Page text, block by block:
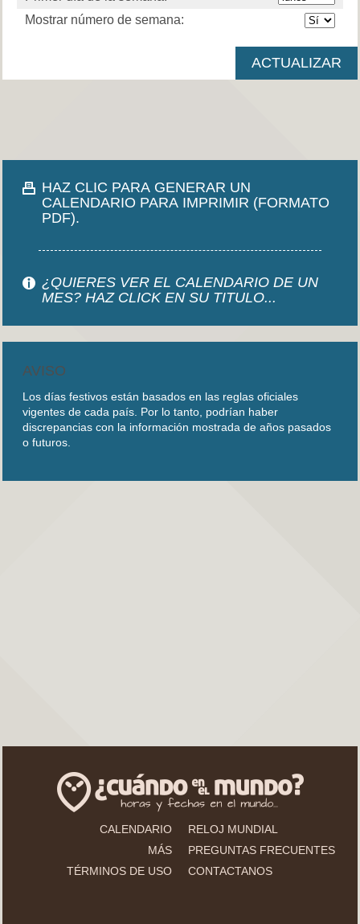
Mostrar número de semana:
HAZ CLIC PARA GENERAR UN
CALENDARIO PARA IMPRIMIR (FORMATO
PDF).
¿QUIERES VER EL CALENDARIO DE UN
MES? HAZ CLICK EN SU TITULO...
AVISO
Los días festivos están basados en las reglas oficiales
vigentes de cada país. Por lo tanto, podrían haber
discrepancias con la información mostrada de años pasados
o futuros.
CALENDARIO
RELOJ MUNDIAL
MÁS
PREGUNTAS FRECUENTES
TÉRMINOS DE USO
CONTACTANOS